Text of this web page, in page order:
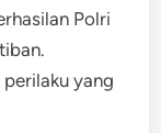
Polri
yang